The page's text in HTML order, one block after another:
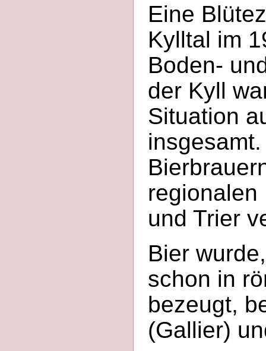
Eine
Kylltal im
Boden-
der Kyll
Situation
regionalen
und Trier
Bier
schon in
bezeugt,
(Gallier)